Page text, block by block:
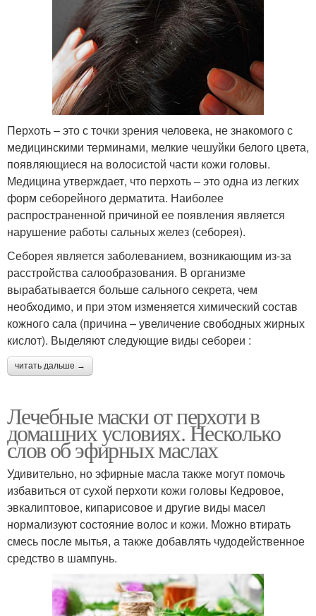
Перхоть – это с точки зрения человека, не знакомого с
медицинскими терминами, мелкие чешуйки белого цвета,
появляющиеся на волосистой части кожи головы.
Медицина утверждает, что перхоть – это одна из легких
форм себорейного дерматита. Наиболее
распространенной причиной ее появления является
нарушение работы сальных желез (себорея).
Себорея является заболеванием, возникающим из-за
расстройства салообразования. В организме
вырабатывается больше сального секрета, чем
необходимо, и при этом изменяется химический состав
кожного сала (причина – увеличение свободных жирных
кислот). Выделяют следующие виды себореи :
читать дальше →
Лечебные маски от перхоти в
домашних условиях. Несколько
слов об эфирных маслах
Удивительно, но эфирные масла также могут помочь
избавиться от сухой перхоти кожи головы Кедровое,
эвкалиптовое, кипарисовое и другие виды масел
нормализуют состояние волос и кожи. Можно втирать
смесь после мытья, а также добавлять чудодейственное
средство в шампунь.